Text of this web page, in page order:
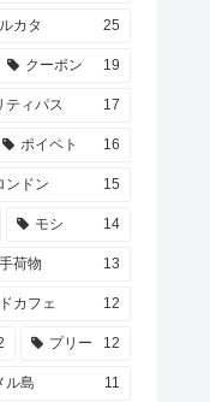
カタ 25
クーポン 19
ティパス 17
ポイペト 16
ンドン 15
モシ 14
手荷物 13
カフェ 12
プリー 12
ル島 11